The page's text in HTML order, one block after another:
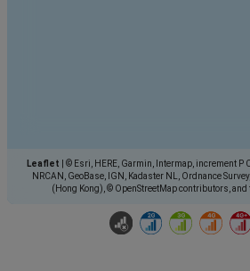
Leaflet
© Esri, HERE, Garmin, Intermap, increment P
NRCAN, GeoBase, IGN, Kadaster NL, Ordnance
(Hong Kong), © OpenStreetMap contributors, and